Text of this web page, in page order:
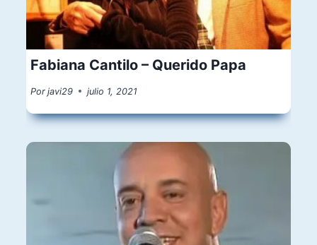
Fabiana Cantilo – Querido Papa
Por javi29 julio 1, 2021